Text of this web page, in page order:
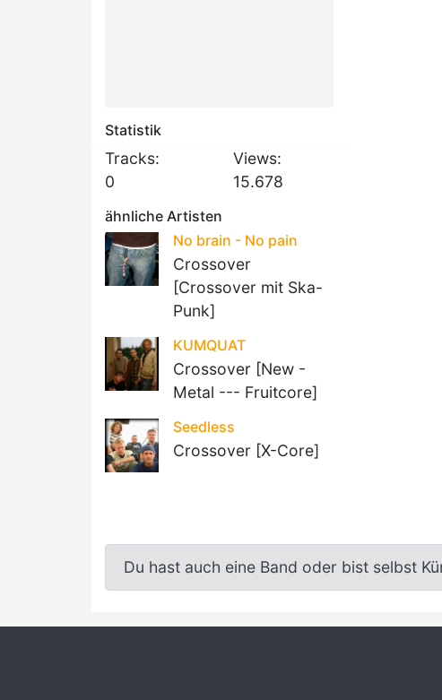
Statistik
Tracks:
0
Views:
15.678
ähnliche Artisten
No brain - No pain
Crossover
[Crossover mit Ska-
Punk]
KUMQUAT
Crossover [New -
Metal --- Fruitcore]
Seedless
Crossover [X-Core]
Du hast auch eine Band oder bist selbst